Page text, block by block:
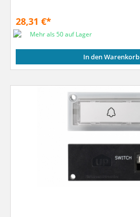
28,31 €*
Mehr als 50 auf Lager
In den Warenkorb